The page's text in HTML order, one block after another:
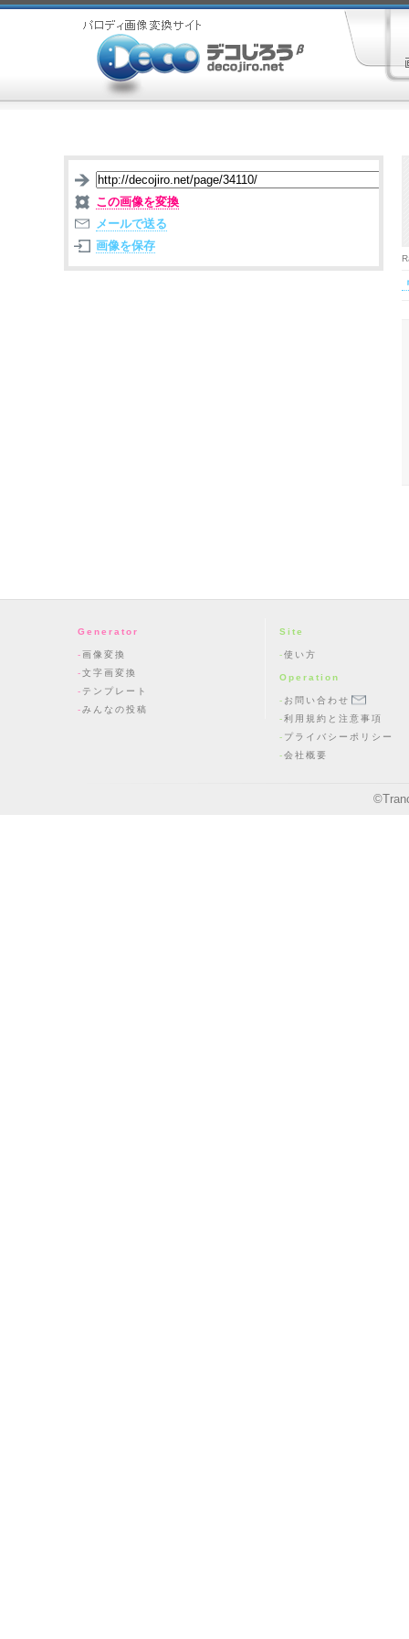
この画像を変換
メールで送る
画像を保存
Generator
画像変換
文字画変換
テンプレート
みんなの投稿
Site
使い方
Operation
お問い合わせ
利用規約と注意事項
プライバシーポリシー
会社概要
©